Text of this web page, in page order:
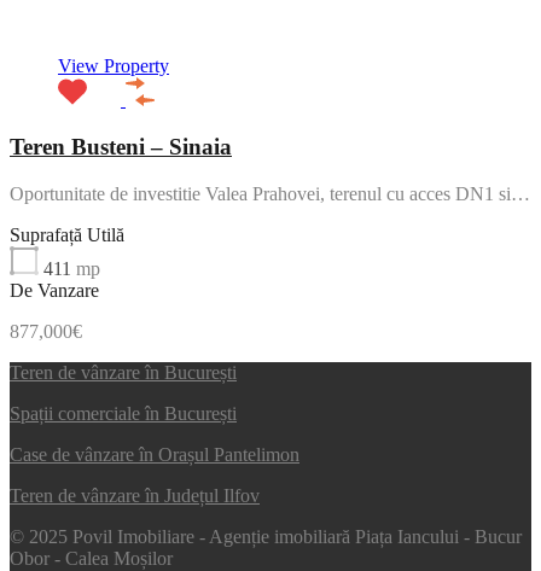
View Property
Teren Busteni – Sinaia
Oportunitate de investitie Valea Prahovei, terenul cu acces DN1 si…
Suprafață Utilă
411 mp
De Vanzare
877,000€
Teren de vânzare în București
Spații comerciale în București
Case de vânzare în Orașul Pantelimon
Teren de vânzare în Județul Ilfov
© 2025 Povil Imobiliare - Agenție imobiliară Piața Iancului - Bucur
Obor - Calea Moșilor